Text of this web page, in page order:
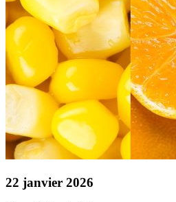
22 janvier 2026